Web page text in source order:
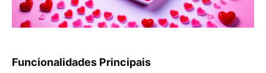
Funcionalidades Principais